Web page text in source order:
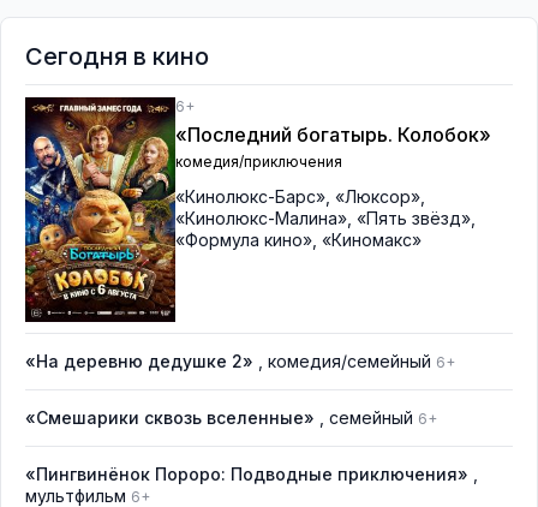
Сегодня в кино
6+
«Последний богатырь. Колобок»
комедия/приключения
«Кинолюкс-Барс» «Люксор»
«Кинолюкс-Малина» «Пять звёзд»
«Формула кино» «Киномакс»
«На деревню дедушке 2» , комедия/семейный 6+
«Смешарики сквозь вселенные» , семейный 6+
«Пингвинёнок Пороро: Подводные приключения»
мультфильм 6+